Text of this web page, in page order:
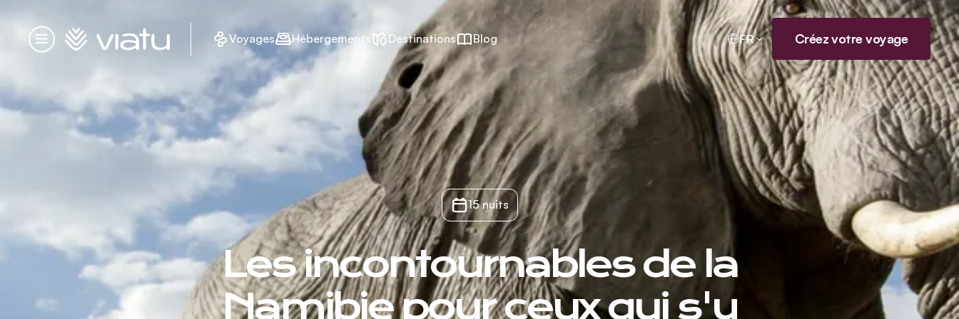
Menu
Accueil Voyages Hébergements Destinations Blog FR Créez votre voyage
15 nuits
Les incontournables de la
Namibie pour ceux qui s'y